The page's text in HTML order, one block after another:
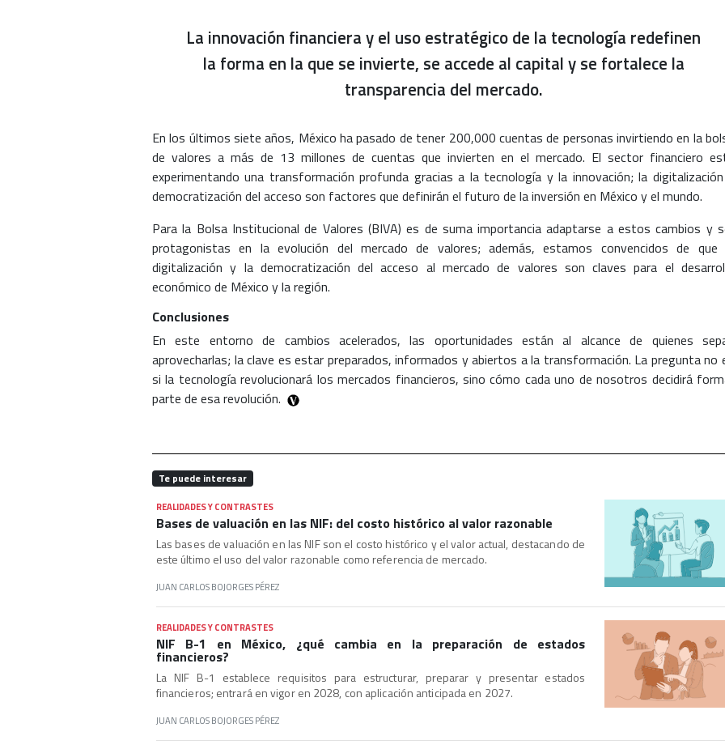
La innovación financiera y el uso estratégico de la tecnología redefinen
la forma en la que se invierte, se accede al capital y se fortalece la
transparencia del mercado.
En los últimos siete años, México ha pasado de tener 200,000 cuentas de personas invirtiendo en la
de valores a más de 13 millones de cuentas que invierten en el mercado. El sector financiero
experimentando una transformación profunda gracias a la tecnología y la innovación; la
democratización del acceso son factores que definirán el futuro de la inversión en México y el mundo.
Para la Bolsa Institucional de Valores (BIVA) es de suma importancia adaptarse a estos cambios y
protagonistas en la evolución del mercado de valores; además, estamos convencidos de que
digitalización y la democratización del acceso al mercado de valores son claves para el
económico de México y la región.
Conclusiones
En este entorno de cambios acelerados, las oportunidades están al alcance de quienes
aprovecharlas; la clave es estar preparados, informados y abiertos a la transformación. La pregunta no
si la tecnología revolucionará los mercados financieros, sino cómo cada uno de nosotros decidirá
parte de esa revolución.
Te puede interesar
REALIDADES Y CONTRASTES
Bases de valuación en las NIF: del costo histórico al valor razonable
Las bases de valuación en las NIF son el costo histórico y el valor actual, destacando de
este último el uso del valor razonable como referencia de mercado.
JUAN CARLOS BOJORGES PÉREZ
REALIDADES Y CONTRASTES
NIF B-1 en México, ¿qué cambia en la preparación de estados
financieros?
La NIF B-1 establece requisitos para estructurar, preparar y presentar estados
financieros; entrará en vigor en 2028, con aplicación anticipada en 2027.
JUAN CARLOS BOJORGES PÉREZ